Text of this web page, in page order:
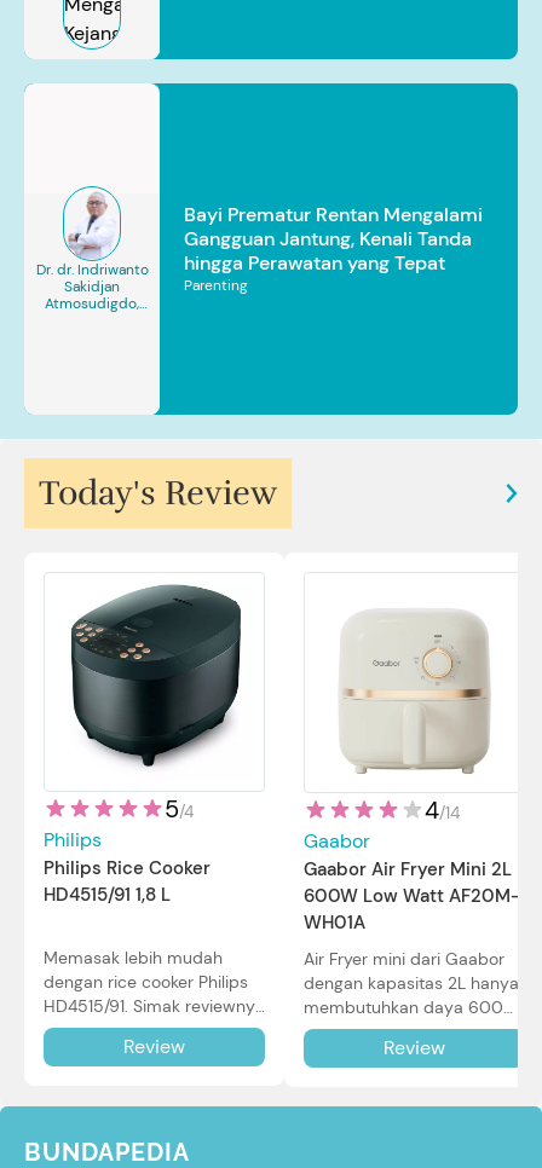
Dr. dr. Indriwanto
Sakidjan
Atmosudigdo,
Bayi Prematur Rentan Mengalami
Gangguan Jantung, Kenali Tanda
hingga Perawatan yang Tepat
Parenting
Today's Review
5/4
Philips
Philips Rice Cooker
HD4515/91 1,8 L
Memasak lebih mudah
dengan rice cooker Philips
HD4515/91. Simak reviewnya
di sini.
Review
4/14
Gaabor
Gaabor Air Fryer Mini 2L
600W Low Watt AF20M-
WH01A
Air Fryer mini dari Gaabor
dengan kapasitas 2L hanya
membutuhkan daya 600W
dalam pemakaian. Simak
review selengkapnya di sini.
Review
BUNDAPEDIA